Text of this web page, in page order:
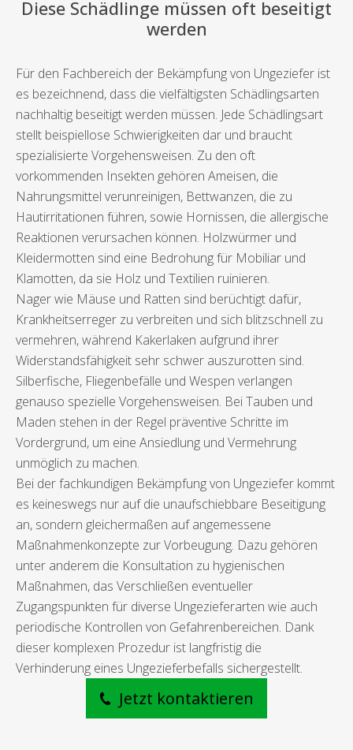
Diese Schädlinge müssen oft beseitigt
werden
Für den Fachbereich der Bekämpfung von Ungeziefer ist
es bezeichnend, dass die vielfältigsten Schädlingsarten
nachhaltig beseitigt werden müssen. Jede Schädlingsart
stellt beispiellose Schwierigkeiten dar und braucht
spezialisierte Vorgehensweisen. Zu den oft
vorkommenden Insekten gehören Ameisen, die
Nahrungsmittel verunreinigen, Bettwanzen, die zu
Hautirritationen führen, sowie Hornissen, die allergische
Reaktionen verursachen können. Holzwürmer und
Kleidermotten sind eine Bedrohung für Mobiliar und
Klamotten, da sie Holz und Textilien ruinieren.
Nager wie Mäuse und Ratten sind berüchtigt dafür,
Krankheitserreger zu verbreiten und sich blitzschnell zu
vermehren, während Kakerlaken aufgrund ihrer
Widerstandsfähigkeit sehr schwer auszurotten sind.
Silberfische, Fliegenbefälle und Wespen verlangen
genauso spezielle Vorgehensweisen. Bei Tauben und
Maden stehen in der Regel präventive Schritte im
Vordergrund, um eine Ansiedlung und Vermehrung
unmöglich zu machen.
Bei der fachkundigen Bekämpfung von Ungeziefer kommt
es keineswegs nur auf die unaufschiebbare Beseitigung
an, sondern gleichermaßen auf angemessene
Maßnahmenkonzepte zur Vorbeugung. Dazu gehören
unter anderem die Konsultation zu hygienischen
Maßnahmen, das Verschließen eventueller
Zugangspunkten für diverse Ungezieferarten wie auch
periodische Kontrollen von Gefahrenbereichen. Dank
dieser komplexen Prozedur ist langfristig die
Verhinderung eines Ungezieferbefalls sichergestellt.
Jetzt kontaktieren